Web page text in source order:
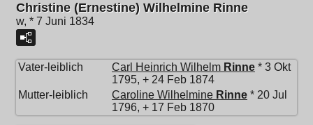
Christine (Ernestine) Wilhelmine Rinne
w, * 7 Juni 1834
Vater-leiblich Carl Heinrich Wilhelm Rinne * 3 Okt
1795, + 24 Feb 1874
Mutter-leiblich
Caroline Wilhelmine Rinne * 20 Jul
1796, + 17 Feb 1870